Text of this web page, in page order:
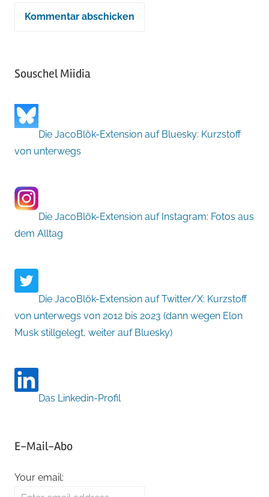
Souschel Miidia
Die JacoBlök-Extension auf Bluesky: Kurzstoff
von unterwegs
Die JacoBlök-Extension auf Instagram: Fotos aus
dem Alltag
Die JacoBlök-Extension auf Twitter/X: Kurzstoff
von unterwegs von 2012 bis 2023 (dann wegen Elon
Musk stillgelegt, weiter auf Bluesky)
Das Linkedin-Profil
E-Mail-Abo
Your email: